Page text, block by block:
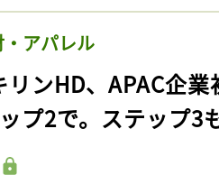
アパレル
リンHD、APAC企
プ2で。ステップ3